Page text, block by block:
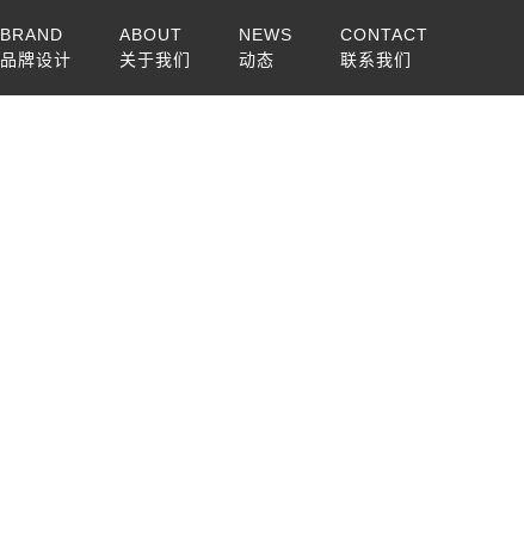
BRAND
品牌设计
ABOUT
关于我们
NEWS
动态
CONTACT
联系我们